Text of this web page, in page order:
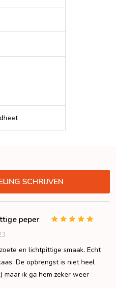
SCHRIJVEN
peper
en lichtpittige smaak. Echt
De opbrengst is niet heel
maar ik ga hem zeker weer